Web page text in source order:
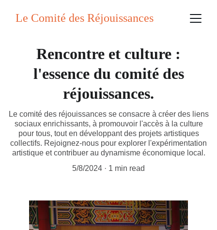
Le Comité des Réjouissances
Rencontre et culture :
l'essence du comité des
réjouissances.
Le comité des réjouissances se consacre à créer des liens
sociaux enrichissants, à promouvoir l'accès à la culture
pour tous, tout en développant des projets artistiques
collectifs. Rejoignez-nous pour explorer l'expérimentation
artistique et contribuer au dynamisme économique local.
5/8/2024
1 min read